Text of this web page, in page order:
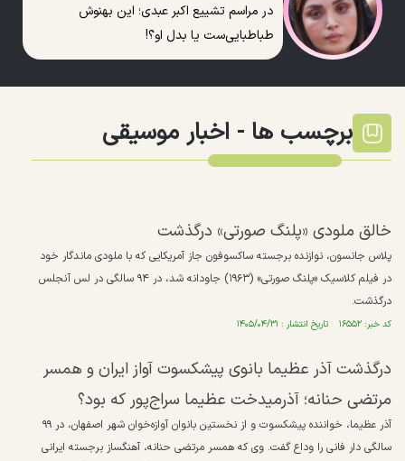
در مراسم تشییع اکبر عبدی؛ این بهنوش
طباطبایی‌ست یا بدل او؟!
برچسب ها - اخبار موسیقی
خالق ملودی «پلنگ صورتی» درگذشت
پلاس جانسون، نوازنده برجسته ساکسوفون جاز آمریکایی که با ملودی ماندگار خود
در فیلم کلاسیک «پلنگ صورتی» (۱۹۶۳) جاودانه شد، در ۹۴ سالگی در لس آنجلس
درگذشت.
کد خبر: ۱۶۵۵۲ تاریخ انتشار : ۱۴۰۵/۰۴/۳۱
درگذشت آذر عظیما بانوی پیشکسوت آواز ایران و همسر
مرتضی حنانه؛ آذرمیدخت عظیما سراج‌پور که بود؟
آذر عظیما، خواننده پیشکسوت و از نخستین بانوان آوازه‌خوان شهر اصفهان، در ۹۹
سالگی دار فانی را وداع گفت. وی که همسر مرتضی حنانه، آهنگساز برجسته ایرانی